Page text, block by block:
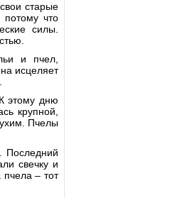
старые
что
силы.
и пчел,
исцеляет
этому дню
крупной,
Пчелы
Последний
свечку и
– тот